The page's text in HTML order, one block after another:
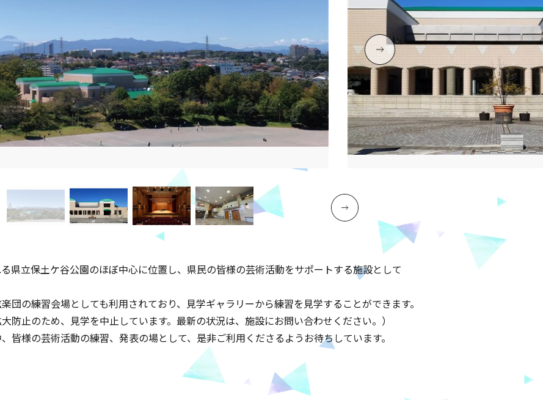
県立保土ケ谷公園のほぼ中心に位置し、県民の皆様の芸術活動をサポートする施設として
団の練習会場としても利用されており、見学ギャラリーから練習を見学することができます。
防止のため、見学を中止しています。最新の状況は、施設にお問い合わせください。）
皆様の芸術活動の練習、発表の場として、是非ご利用くださるようお待ちしています。